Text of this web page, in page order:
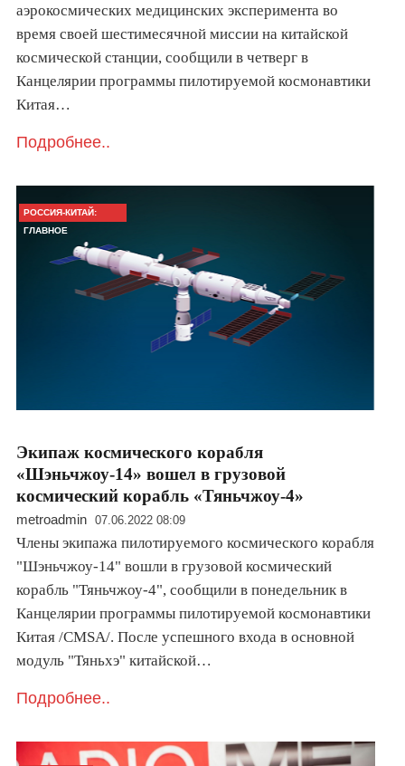
аэрокосмических медицинских эксперимента во
время своей шестимесячной миссии на китайской
космической станции, сообщили в четверг в
Канцелярии программы пилотируемой космонавтики
Китая…
Подробнее..
РОССИЯ-КИТАЙ:
ГЛАВНОЕ
Экипаж космического корабля
«Шэньчжоу-14» вошел в грузовой
космический корабль «Тяньчжоу-4»
metroadmin 07.06.2022 08:09
Члены экипажа пилотируемого космического корабля
"Шэньчжоу-14" вошли в грузовой космический
корабль "Тяньчжоу-4", сообщили в понедельник в
Канцелярии программы пилотируемой космонавтики
Китая /CMSА/. После успешного входа в основной
модуль "Тяньхэ" китайской…
Подробнее..